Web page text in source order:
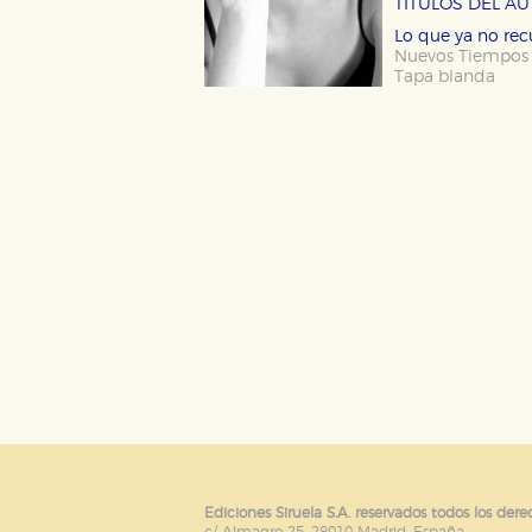
TÍTULOS DEL
Lo que ya no
Nuevos
Tapa blanda
Ediciones Siruela S.A. reservados todos los
GUARDAR